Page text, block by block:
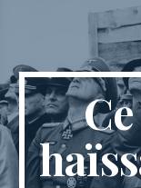
Skip to main content